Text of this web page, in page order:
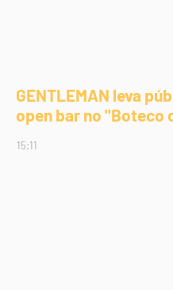
GENTLEMAN leva
open bar no "Boteco
15:11